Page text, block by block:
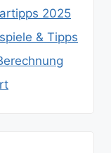
2025
& Tipps